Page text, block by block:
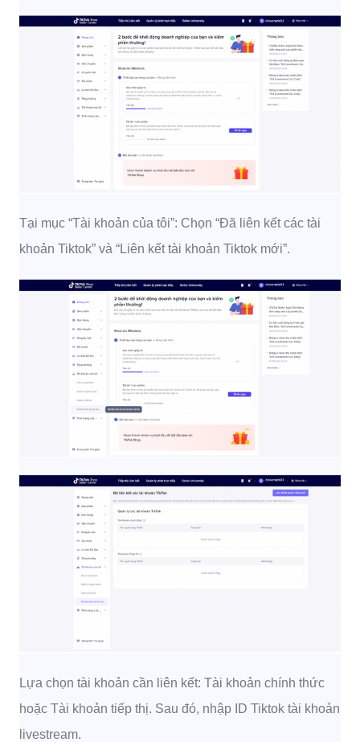
Tại mục “Tài khoản của tôi”: Chọn “Đã liên kết các tài
khoản Tiktok” và “Liên kết tài khoản Tiktok mới”.
Lựa chọn tài khoản cần liên kết: Tài khoản chính thức
hoặc Tài khoản tiếp thị. Sau đó, nhập ID Tiktok tài khoản
livestream.